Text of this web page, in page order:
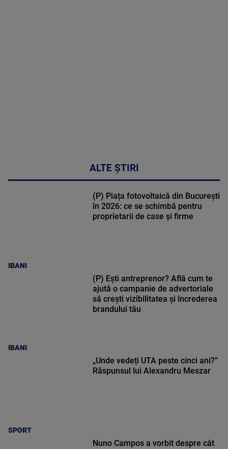
ALTE ȘTIRI
IBANI
(P) Piața fotovoltaică din București
în 2026: ce se schimbă pentru
proprietarii de case și firme
IBANI
(P) Ești antreprenor? Află cum te
ajută o campanie de advertoriale
să crești vizibilitatea și încrederea
brandului tău
SPORT
„Unde vedeți UTA peste cinci ani?”
Răspunsul lui Alexandru Meszar
Nuno Campos a vorbit despre cât